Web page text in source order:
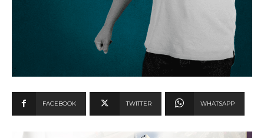
FACEBOOK TWITTER WHATSAPP